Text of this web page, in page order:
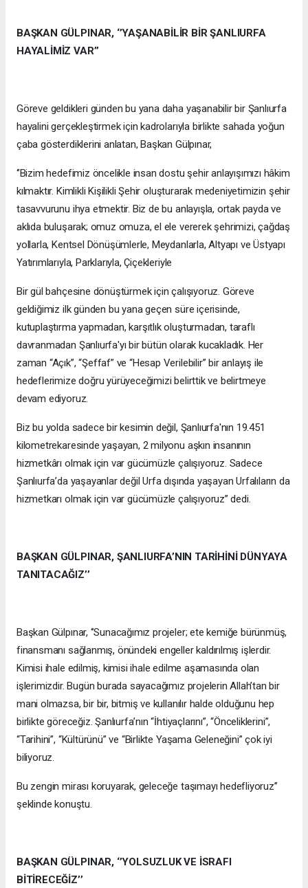
BAŞKAN GÜLPINAR, ‘’YAŞANABİLİR BİR ŞANLIURFA
HAYALİMİZ VAR’’
Göreve geldikleri günden bu yana daha yaşanabilir bir Şanlıurfa
hayalini gerçekleştirmek için kadrolarıyla birlikte sahada yoğun
çaba gösterdiklerini anlatan, Başkan Gülpınar,
‘’Bizim hedefimiz öncelikle insan dostu şehir anlayışımızı hâkim
kılmaktır. Kimlikli Kişilikli Şehir oluşturarak medeniyetimizin şehir
tasavvurunu ihya etmektir. Biz de bu anlayışla, ortak payda ve
aklıda buluşarak; omuz omuza, el ele vererek şehrimizi, çağdaş
yollarla, Kentsel Dönüşümlerle, Meydanlarla, Altyapı ve Üstyapı
Yatırımlarıyla, Parklarıyla, Çiçekleriyle
Bir gül bahçesine dönüştürmek için çalışıyoruz. Göreve
geldiğimiz ilk günden bu yana geçen süre içerisinde,
kutuplaştırma yapmadan, karşıtlık oluşturmadan, taraflı
davranmadan Şanlıurfa'yı bir bütün olarak kucakladık. Her
zaman “Açık”, “Şeffaf” ve “Hesap Verilebilir” bir anlayış ile
hedeflerimize doğru yürüyeceğimizi belirttik ve belirtmeye
devam ediyoruz.
Biz bu yolda sadece bir kesimin değil, Şanlıurfa'nın 19.451
kilometrekaresinde yaşayan, 2 milyonu aşkın insanının
hizmetkârı olmak için var gücümüzle çalışıyoruz. Sadece
Şanlıurfa’da yaşayanlar değil Urfa dışında yaşayan Urfalıların da
hizmetkarı olmak için var gücümüzle çalışıyoruz’’ dedi.
BAŞKAN GÜLPINAR, ŞANLIURFA’NIN TARİHİNİ DÜNYAYA
TANITACAĞIZ’’
Başkan Gülpınar, ‘’Sunacağımız projeler; ete kemiğe bürünmüş,
finansmanı sağlanmış, önündeki engeller kaldırılmış işlerdir.
Kimisi ihale edilmiş, kimisi ihale edilme aşamasında olan
işlerimizdir. Bugün burada sayacağımız projelerin Allah’tan bir
mani olmazsa, bir bir, bitmiş ve kullanılır halde olduğunu hep
birlikte göreceğiz. Şanlıurfa’nın “İhtiyaçlarını”, “Önceliklerini”,
“Tarihini”, “Kültürünü” ve “Birlikte Yaşama Geleneğini” çok iyi
biliyoruz.
Bu zengin mirası koruyarak, geleceğe taşımayı hedefliyoruz’’
şeklinde konuştu.
BAŞKAN GÜLPINAR, ‘’YOLSUZLUK VE İSRAFI
BİTİRECEĞİZ’’